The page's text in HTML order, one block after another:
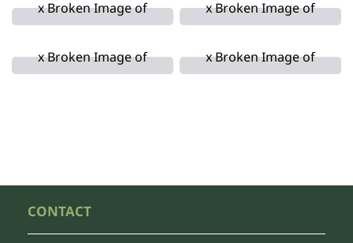
CONTACT